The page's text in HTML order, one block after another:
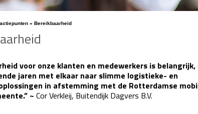
» Bereikbaarheid
voor onze klanten en medewerkers is
jaren met elkaar naar slimme logistieke- en
in afstemming met de Rotterdamse
~ Cor Verkleij, Buitendijk Dagvers B.V.